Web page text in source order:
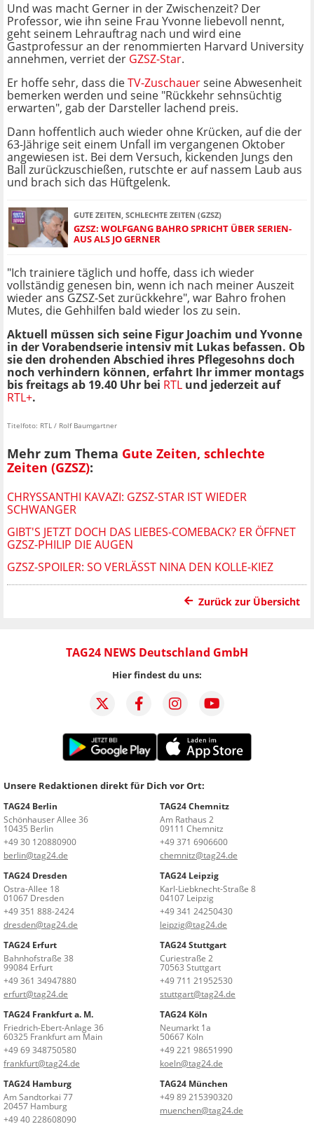
Und was macht Gerner in der Zwischenzeit? Der
Professor, wie ihn seine Frau Yvonne liebevoll nennt,
geht seinem Lehrauftrag nach und wird eine
Gastprofessur an der renommierten Harvard University
annehmen, verriet der GZSZ-Star.
Er hoffe sehr, dass dieTV-Zuschauerseine Abwesenheit
bemerken werden und seine "Rückkehr sehnsüchtig
erwarten", gab der Darsteller lachend preis.
Dann hoffentlich auch wieder ohne Krücken, auf die der
63-Jährige seit einem Unfall im vergangenen Oktober
angewiesen ist. Bei dem Versuch, kickenden Jungs den
Ball zurückzuschießen, rutschte er auf nassem Laub aus
und brach sich das Hüftgelenk.
GUTE ZEITEN, SCHLECHTE ZEITEN (GZSZ)
GZSZ: WOLFGANG BAHRO SPRICHT ÜBER SERIEN-
AUS ALS JO GERNER
"Ich trainiere täglich und hoffe, dass ich wieder
vollständig genesen bin, wenn ich nach meiner Auszeit
wieder ans GZSZ-Set zurückkehre", war Bahro frohen
Mutes, die Gehhilfen bald wieder los zu sein.
Aktuell müssen sich seine Figur Joachim und Yvonne
in der Vorabendserie intensiv mit Lukas befassen. Ob
sie den drohenden Abschied ihres Pflegesohns doch
noch verhindern können, erfahrt Ihr immer montags
bis freitags ab 19.40 Uhr bei RTL und jederzeit auf
RTL+.
Titelfoto: RTL / Rolf Baumgartner
Mehr zum Thema Gute Zeiten, schlechte
Zeiten (GZSZ):
CHRYSSANTHI KAVAZI: GZSZ-STAR IST WIEDER
SCHWANGER
GIBT'S JETZT DOCH DAS LIEBES-COMEBACK? ER ÖFFNET
GZSZ-PHILIP DIE AUGEN
GZSZ-SPOILER: SO VERLÄSST NINA DEN KOLLE-KIEZ
Zurück zur Übersicht
TAG24 NEWS Deutschland GmbH
Hier findest du uns:
Unsere Redaktionen direkt für Dich vor Ort:
TAG24 Berlin
Schönhauser Allee 36
10435 Berlin
+49 30 120880900
berlin@tag24.de
TAG24 Chemnitz
Am Rathaus 2
09111 Chemnitz
+49 371 6906600
chemnitz@tag24.de
TAG24 Dresden
Ostra-Allee 18
01067 Dresden
+49 351 888-2424
dresden@tag24.de
TAG24 Leipzig
Karl-Liebknecht-Straße 8
04107 Leipzig
+49 341 24250430
leipzig@tag24.de
TAG24 Erfurt
Bahnhofstraße 38
99084 Erfurt
+49 361 34947880
erfurt@tag24.de
TAG24 Stuttgart
Curiestraße 2
70563 Stuttgart
+49 711 21952530
stuttgart@tag24.de
TAG24 Frankfurt a. M.
Friedrich-Ebert-Anlage 36
60325 Frankfurt am Main
+49 69 348750580
frankfurt@tag24.de
TAG24 Köln
Neumarkt 1a
50667 Köln
+49 221 98651990
koeln@tag24.de
TAG24 Hamburg
Am Sandtorkai 77
20457 Hamburg
+49 40 228608090
TAG24 München
+49 89 215390320
muenchen@tag24.de